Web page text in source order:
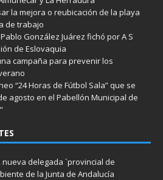
la mejora o reubicación de la playa
de trabajo
González Juárez fichó por A S
de Eslovaquia
campaña para prevenir los
“24 Horas de Fútbol Sala” que se
agosto en el Pabellón Municipal de
delegada `provincial de
de la Junta de Andalucía